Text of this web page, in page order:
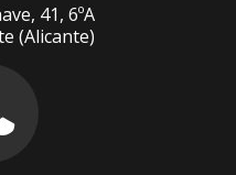
41, 6ºA
(Alicante)